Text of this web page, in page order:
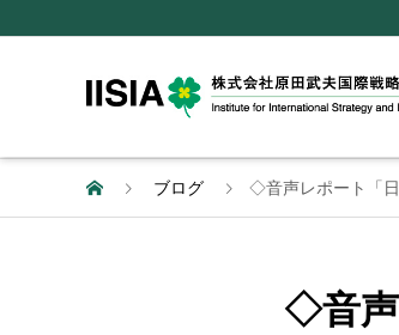
ブログ ◇音声レポート「
◇音